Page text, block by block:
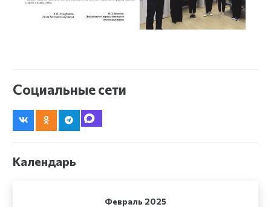
Социальные сети
Календарь
Февраль 2025